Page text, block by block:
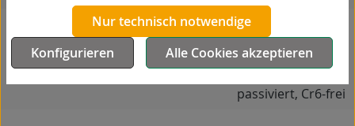
Material Gehäuse
Stahlblech
Oberfläche Gehäuse
galvanisch
passiviert, Cr6-frei
Nur technisch notwendige
Konfigurieren
Alle Cookies akzeptieren